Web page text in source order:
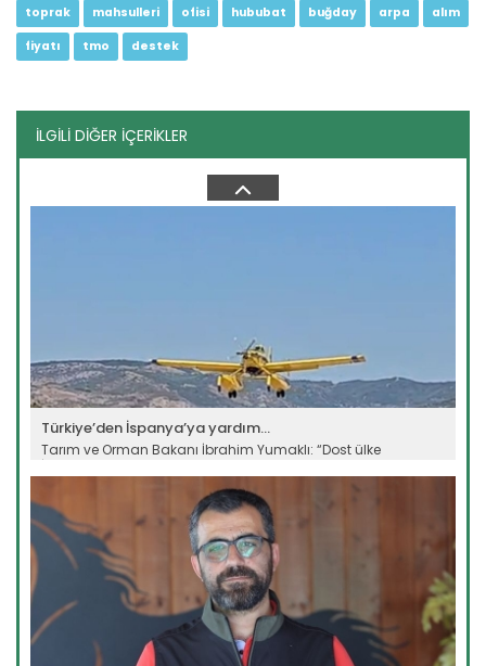
toprak mahsulleri ofisi hububat buğday arpa alım
fiyatı tmo destek
İLGİLİ DİĞER İÇERİKLER
Tarımın geleceği,...
Tarım ve Orman Bakanı İbrahim Yumaklı, sürdürülebilir
Türkiye’den İspanya’ya yardım...
Tarım ve Orman Bakanı İbrahim Yumaklı: “Dost ülke
İspanya’nın...